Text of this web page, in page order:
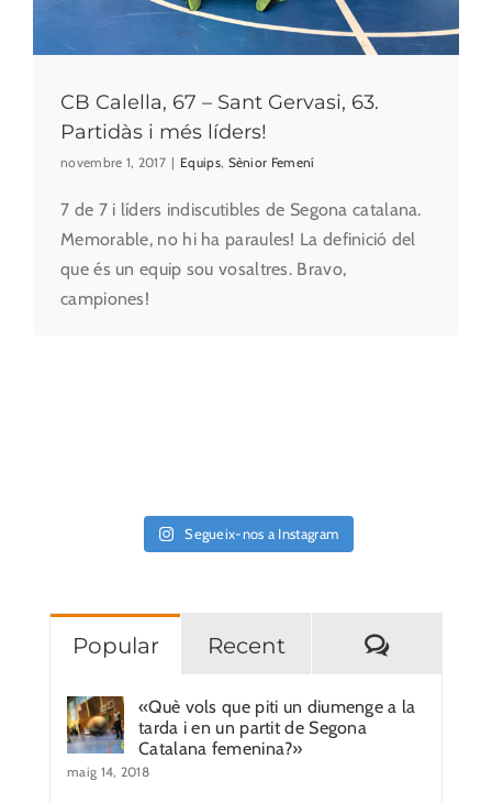
CB Calella, 67 – Sant Gervasi, 63.
Partidàs i més líders!
novembre 1, 2017 | Equips, Sènior Femení
7 de 7 i líders indiscutibles de Segona catalana.
Memorable, no hi ha paraules! La definició del
que és un equip sou vosaltres. Bravo,
campiones!
Segueix-nos a Instagram
Popular Recent
«Què vols que piti un diumenge a la
tarda i en un partit de Segona
Catalana femenina?»
maig 14, 2018